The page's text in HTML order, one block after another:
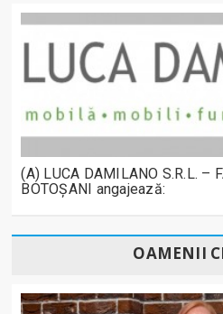
(A) LUCA DAMILANO S.R.L. –
BOTOȘANI angajează:
OAMENII